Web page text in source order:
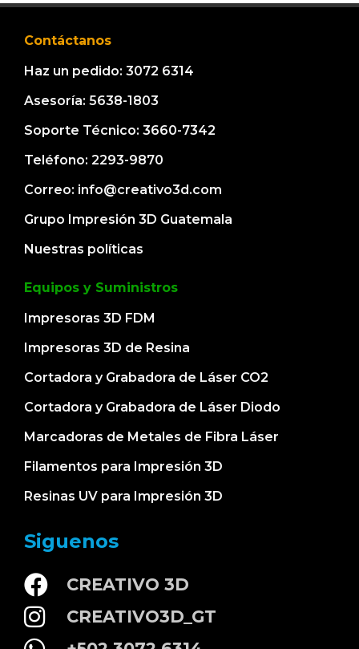
Contáctanos
Haz un pedido: 3072 6314
Asesoría: 5638-1803
Soporte Técnico: 3660-7342
Teléfono: 2293-9870
Correo: info@creativo3d.com
Grupo Impresión 3D Guatemala
Nuestras políticas
Equipos y Suministros
Impresoras 3D FDM
Impresoras 3D de Resina
Cortadora y Grabadora de Láser CO2
Cortadora y Grabadora de Láser Diodo
Marcadoras de Metales de Fibra Láser
Filamentos para Impresión 3D
Resinas UV para Impresión 3D
Siguenos
CREATIVO 3D
CREATIVO3D_GT